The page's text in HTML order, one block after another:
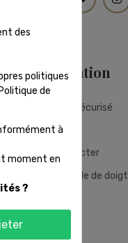
Information
Paiement sécurisé
Livraison
Nous contacter
Baguier/taille de doigt
par
des
politiques
de
à
moment en
?